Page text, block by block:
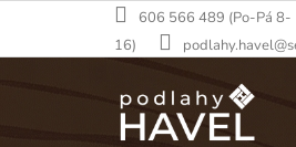
obsah
606 566 489 (Po-Pá 8-
16)